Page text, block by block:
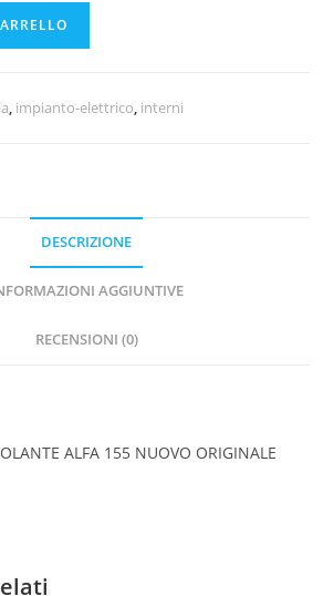
, impianto-elettrico, interni
DESCRIZIONE
AGGIUNTIVE
RECENSIONI (0)
ALFA 155 NUOVO ORIGINALE